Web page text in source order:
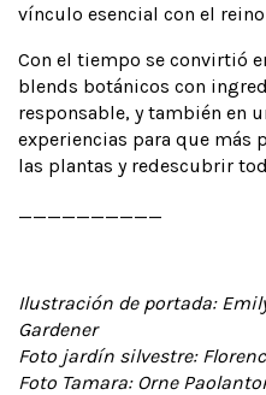
vínculo esencial con el
Con el tiempo se convirtió
blends botánicos con
responsable, y también en
experiencias para que más
las plantas y redescubrir
Ilustración de portada:
Gardener
Foto jardín silvestre:
Foto Tamara: Orne